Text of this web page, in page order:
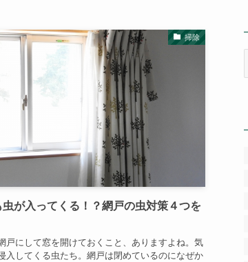
掃除
が入ってくる！？網戸の虫対策４つを
戸にして窓を開けておくこと、ありますよね。気
入してくる虫たち。網戸は閉めているのになぜか